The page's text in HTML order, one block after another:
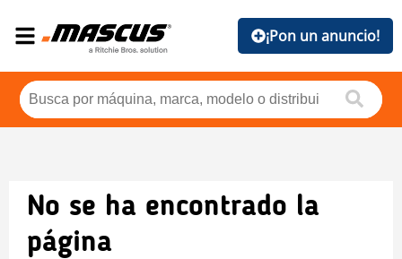
¡Pon un anuncio!
No se ha encontrado la
página